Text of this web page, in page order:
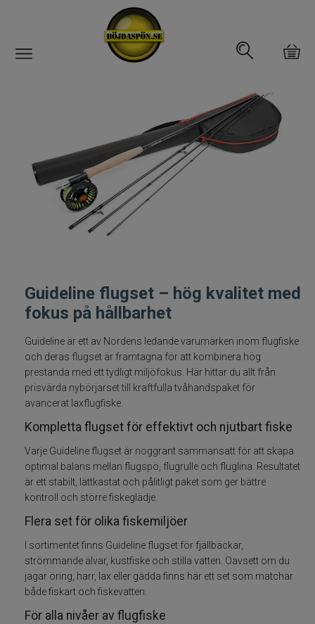
Interfiske
Fiskedrag
Fiskelinor
Småplock
Tillbehör
Flugbindning
Flugfiske
Flugfiskeset
Flugfiskespön
Flugfiskerullar
Guideline flugset – hög kvalitet med
fokus på hållbarhet
Guideline är ett av Nordens ledande varumärken inom flugfiske
och deras flugset är framtagna för att kombinera hög
prestanda med ett tydligt miljöfokus. Här hittar du allt från
prisvärda nybörjarset till kraftfulla tvåhandspaket för
avancerat laxflugfiske.
Kompletta flugset för effektivt och njutbart fiske
Varje Guideline flugset är noggrant sammansatt för att skapa
optimal balans mellan flugspö, flugrulle och fluglina. Resultatet
är ett stabilt, lättkastat och pålitligt paket som ger bättre
kontroll och större fiskeglädje.
Flera set för olika fiskemiljöer
I sortimentet finns Guideline flugset för fjällbäckar,
strömmande älvar, kustfiske och stilla vatten. Oavsett om du
jagar öring, harr, lax eller gädda finns här ett set som matchar
både fiskart och fiskevatten.
För alla nivåer av flugfiske